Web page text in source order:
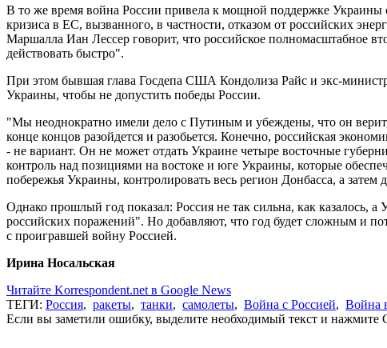
В то же время война России привела к мощной поддержке Украины
кризиса в ЕС, вызванного, в частности, отказом от российских
Маршалла Иан Лессер говорит, что российское полномасштабное
действовать быстро".
При этом бывшая глава Госдепа США Кондолиза Райс и экс-
Украины, чтобы не допустить победы России.
"Мы неоднократно имели дело с Путиным и убеждены, что он
конце концов разойдется и разобьется. Конечно, российская
- не вариант. Он не может отдать Украине четыре восточные
контроль над позициями на востоке и юге Украины, которые
побережья Украины, контролировать весь регион Донбасса, а
Однако прошлый год показал: Россия не так сильна, как казалось,
российских поражений". Но добавляют, что год будет сложным и
с проигравшей войну Россией.
Ирина Носальская
Читайте Korrespondent.net в Google News
ТЕГИ: Россия, ракеты, танки, самолеты, Война с Россией, Война
Если вы заметили ошибку, выделите необходимый текст и нажмите